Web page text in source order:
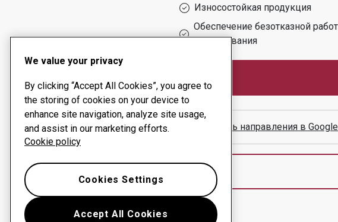
Износостойкая продукция
Обеспечение безотказной
оборудования
Показать направления в
We value your privacy
By clicking “Accept All Cookies”, you agree to
the storing of cookies on your device to
enhance site navigation, analyze site usage,
and assist in our marketing efforts.
Cookie policy
Accept All Cookies
Cookies Settings